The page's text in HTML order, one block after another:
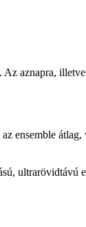
Az aznapra,
ensemble
ultrarövidtávú